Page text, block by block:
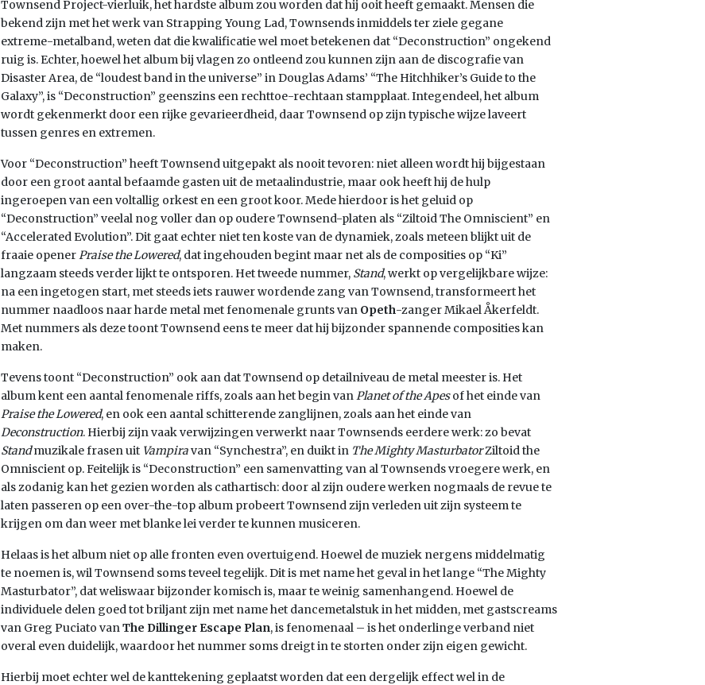
Townsend Project-vierluik, het hardste album zou worden dat hij ooit heeft gemaakt. Mensen die
bekend zijn met het werk van Strapping Young Lad, Townsends inmiddels ter ziele gegane
extreme-metalband, weten dat die kwalificatie wel moet betekenen dat “Deconstruction” ongekend
ruig is. Echter, hoewel het album bij vlagen zo ontleend zou kunnen zijn aan de discografie van
Disaster Area, de “loudest band in the universe” in Douglas Adams’ “The Hitchhiker’s Guide to the
Galaxy”, is “Deconstruction” geenszins een rechttoe-rechtaan stampplaat. Integendeel, het album
wordt gekenmerkt door een rijke gevarieerdheid, daar Townsend op zijn typische wijze laveert
tussen genres en extremen.
Voor “Deconstruction” heeft Townsend uitgepakt als nooit tevoren: niet alleen wordt hij bijgestaan
door een groot aantal befaamde gasten uit de metaalindustrie, maar ook heeft hij de hulp
ingeroepen van een voltallig orkest en een groot koor. Mede hierdoor is het geluid op
“Deconstruction” veelal nog voller dan op oudere Townsend-platen als “Ziltoid The Omniscient” en
“Accelerated Evolution”. Dit gaat echter niet ten koste van de dynamiek, zoals meteen blijkt uit de
fraaie openerPraise the Lowered, dat ingehouden begint maar net als de composities op “Ki”
langzaam steeds verder lijkt te ontsporen. Het tweede nummer, Stand, werkt op vergelijkbare wijze:
na een ingetogen start, met steeds iets rauwer wordende zang van Townsend, transformeert het
nummer naadloos naar harde metal met fenomenale grunts van Opeth-zanger Mikael Åkerfeldt.
Met nummers als deze toont Townsend eens te meer dat hij bijzonder spannende composities kan
maken.
Tevens toont “Deconstruction” ook aan dat Townsend op detailniveau de metal meester is. Het
album kent een aantal fenomenale riffs, zoals aan het begin vanPlanet of the Apesof het einde van
Praise the Lowered, en ook een aantal schitterende zanglijnen, zoals aan het einde van
Deconstruction. Hierbij zijn vaak verwijzingen verwerkt naar Townsends eerdere werk: zo bevat
Standmuzikale frasen uit Vampiravan “Synchestra”, en duikt in The Mighty MasturbatorZiltoid the
Omniscient op. Feitelijk is “Deconstruction” een samenvatting van al Townsends vroegere werk, en
als zodanig kan het gezien worden als cathartisch: door al zijn oudere werken nogmaals de revue te
laten passeren op een over-the-top album probeert Townsend zijn verleden uit zijn systeem te
krijgen om dan weer met blanke lei verder te kunnen musiceren.
Helaas is het album niet op alle fronten even overtuigend. Hoewel de muziek nergens middelmatig
te noemen is, wil Townsend soms teveel tegelijk. Dit is met name het geval in het lange “The Mighty
Masturbator”, dat weliswaar bijzonder komisch is, maar te weinig samenhangend. Hoewel de
individuele delen goed tot briljant zijn met name het dancemetalstuk in het midden, met gastscreams
van Greg Puciato vanThe Dillinger Escape Plan, is fenomenaal – is het onderlinge verband niet
overal even duidelijk, waardoor het nummer soms dreigt in te storten onder zijn eigen gewicht.
Hierbij moet echter wel de kanttekening geplaatst worden dat een dergelijk effect wel in de